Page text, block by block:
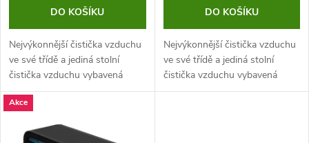
d
u
k
d
u
k
DO KOŠÍKU
Nejvýkonnější čistička vzduchu
ve své třídě a jediná stolní
čistička vzduchu vybavená
prvotřídní technologií aktivní
dekontaminace vzduchu. Jedná
Samotná...
DO KOŠÍKU
Nejvýkonnější čistička vzduchu
ve své třídě a jediná stolní
čistička vzduchu vybavená
prvotřídní technologií aktivní
Akce